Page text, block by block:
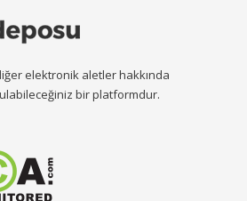
elektronik aletler hakkında
bir platformdur.